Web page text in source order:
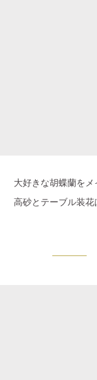
大好きな胡蝶蘭をメ
高砂とテーブル装花